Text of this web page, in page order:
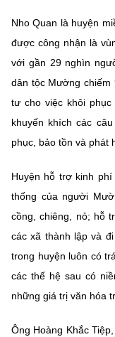
Nho Quan là huyện
được công nhận là
với gần 29 nghìn
dân tộc Mường chiếm
tư cho việc khôi
khuyến khích các
phục, bảo tồn và phát
Huyện hỗ trợ kinh
thống của người
cồng, chiêng, nỏ; hỗ
các xã thành lập và
trong huyện luôn có
các thế hệ sau có
những giá trị văn hóa
Ông Hoàng Khắc